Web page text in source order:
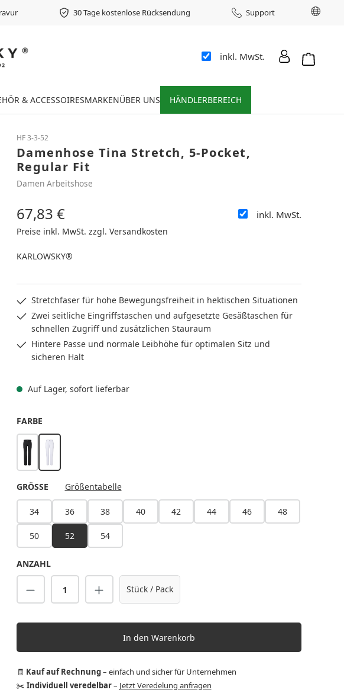
30 Tage kostenlose Rücksendung Support
inkl. MwSt.
& ACCESSOIRESMARKENÜBER UNS HÄNDLERBEREICH
HF 3-3-52
Damenhose Tina Stretch, 5-Pocket,
Regular Fit
Damen Arbeitshose
Regulärer Preis:
67,83 € inkl. MwSt.
Preise inkl. MwSt. zzgl. Versandkosten
KARLOWSKY®
Stretchfaser für hohe Bewegungsfreiheit in hektischen Situationen
Zwei seitliche Eingriffstaschen und aufgesetzte Gesäßtaschen für
schnellen Zugriff und zusätzlichen Stauraum
Hintere Passe und normale Leibhöhe für optimalen Sitz und
sicheren Halt
Auf Lager, sofort lieferbar
FARBEAUSWÄHLEN
schwarzweiß
GRÖSSE AUSWÄHLEN
Größentabelle
34 36 38 40 42 44 46 48
50 52 54
ANZAHL
Produkt Anzahl: Gib den gewünschten Wert
Stück / Pack
In den Warenkorb
🧾 Kauf auf Rechnung– einfach und sicher für Unternehmen
✂️ Individuell veredelbar– Jetzt Veredelung anfragen